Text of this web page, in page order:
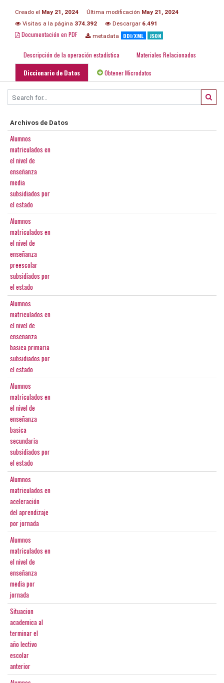
Creado el May 21, 2024 Última modificación May 21, 2024
Visitas a la página 374.392 Descargar 6.491
Documentación en PDF metadata DDI/XML JSON
Descripción de la operación estadística Materiales Relacionados
Diccionario de Datos Obtener Microdatos
Archivos de Datos
Alumnos
matriculados en
el nivel de
enseñanza
media
subsidiados por
el estado
Alumnos
matriculados en
el nivel de
enseñanza
preescolar
subsidiados por
el estado
Alumnos
matriculados en
el nivel de
enseñanza
basica primaria
subsidiados por
el estado
Alumnos
matriculados en
el nivel de
enseñanza
basica
secundaria
subsidiados por
el estado
Alumnos
matriculados en
aceleración
del aprendizaje
por jornada
Alumnos
matriculados en
el nivel de
enseñanza
media por
jornada
Situacion
academica al
terminar el
año lectivo
escolar
anterior